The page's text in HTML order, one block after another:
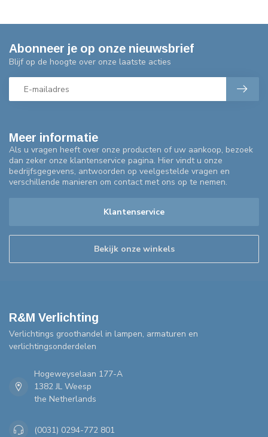
Meer informatie
Als u vragen heeft over onze producten of uw aankoop, bezoek
dan zeker onze klantenservice pagina. Hier vindt u onze
bedrijfsgegevens, antwoorden op veelgestelde vragen en
verschillende manieren om contact met ons op te nemen.
Klantenservice
Bekijk onze winkels
Abonneer je op onze nieuwsbrief
Blijf op de hoogte over onze laatste acties
R&M Verlichting
Verlichtings groothandel in lampen, armaturen en
verlichtingsonderdelen
Hogeweyselaan 177-A
1382 JL Weesp
the Netherlands
(0031) 0294-772 801